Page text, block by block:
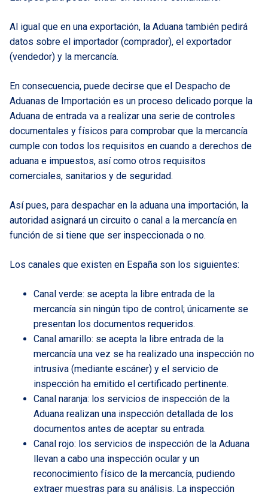
Al igual que en una exportación, la Aduana también pedirá
datos sobre el importador (comprador), el exportador
(vendedor) y la mercancía.
En consecuencia, puede decirse que el Despacho de
Aduanas de Importación es un proceso delicado porque la
Aduana de entrada va a realizar una serie de controles
documentales y físicos para comprobar que la mercancía
cumple con todos los requisitos en cuando a derechos de
aduana e impuestos, así como otros requisitos
comerciales, sanitarios y de seguridad.
Así pues, para despachar en la aduana una importación, la
autoridad asignará un circuito o canal a la mercancía en
función de si tiene que ser inspeccionada o no.
Los canales que existen en España son los siguientes:
Canal verde: se acepta la libre entrada de la
mercancía sin ningún tipo de control; únicamente se
presentan los documentos requeridos.
Canal amarillo: se acepta la libre entrada de la
mercancía una vez se ha realizado una inspección no
intrusiva (mediante escáner) y el servicio de
inspección ha emitido el certificado pertinente.
Canal naranja: los servicios de inspección de la
Aduana realizan una inspección detallada de los
documentos antes de aceptar su entrada.
Canal rojo: los servicios de inspección de la Aduana
llevan a cabo una inspección ocular y un
reconocimiento físico de la mercancía, pudiendo
extraer muestras para su análisis. La inspección